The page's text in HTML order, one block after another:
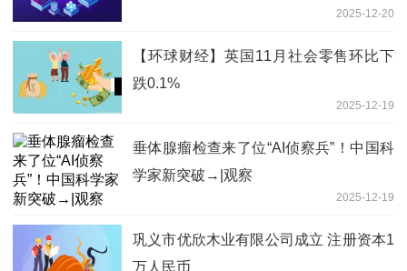
2025-12-20
【环球财经】英国11月社会零售环比下
跌0.1%
2025-12-19
垂体腺瘤检查来了位“AI侦察兵”！中国科
学家新突破→|观察
2025-12-19
巩义市优欣木业有限公司成立 注册资本1
万人民币